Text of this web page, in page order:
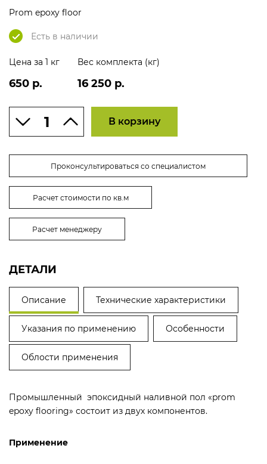
Prom epoxy floor
Есть в наличии
Цена за 1 кг
650 р.
Вес комплекта (кг)
16 250 р.
В корзину
Проконсультироваться со специалистом
Расчет стоимости по кв.м
Расчет менеджеру
ДЕТАЛИ
Описание Технические характеристики
Указания по применению Особенности
Облости применения
Промышленный эпоксидный наливной пол «prom
epoxy flooring» состоит из двух компонентов.
Применение